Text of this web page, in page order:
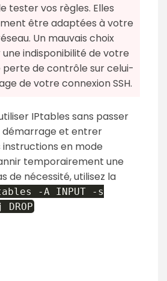
tester vos règles. Elles
être adaptées à votre
Un mauvais choix
indisponibilité de votre
perte de contrôle sur celui-
de votre connexion SSH.
IPtables sans passer
démarrage et entrer
en mode
temporairement une
de nécessité, utilisez la
-A INPUT -s